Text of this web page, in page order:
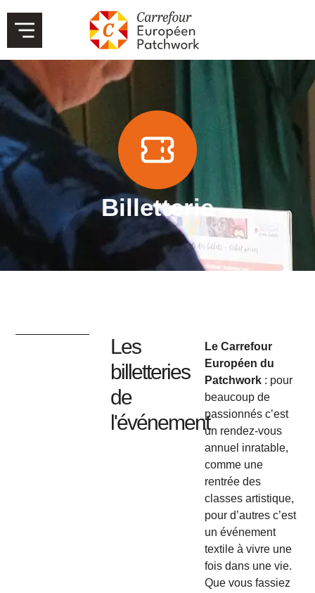
Billetterie
Les
billetteries
de
l'événement
Le Carrefour
Européen du
Patchwork : pour
beaucoup de
passionnés c’est
un rendez-vous
annuel inratable,
comme une
rentrée des
classes artistique,
pour d’autres c’est
un événement
textile à vivre une
fois dans une vie.
Que vous fassiez